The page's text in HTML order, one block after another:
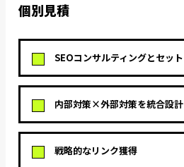
個別見積
SEOコンサルティングとセット
内部対策×外部対策を統合設計
戦略的なリンク獲得